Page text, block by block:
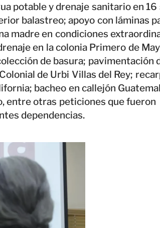
potable y drenaje sanitario en 16
balastreo; apoyo con láminas
madre en condiciones
en la colonia Primero de
de basura; pavimentación
de Urbi Villas del Rey;
bacheo en callejón
entre otras peticiones que fueron
dependencias.